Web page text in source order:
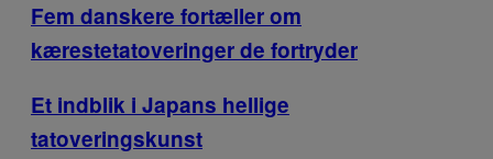
Fem danskere fortæller om
kærestetatoveringer de fortryder
Et indblik i Japans hellige
tatoveringskunst